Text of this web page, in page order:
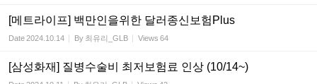
[메트라이프] 백만인을위한 달러종신보험Plus
Date2024.10.14 By 최유리_GLB Views 64
[삼성화재] 질병수술비 최저보험료 인상 (10/14~)